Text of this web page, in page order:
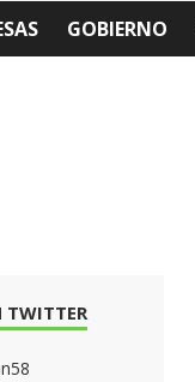
GOBIERNO
TWITTER